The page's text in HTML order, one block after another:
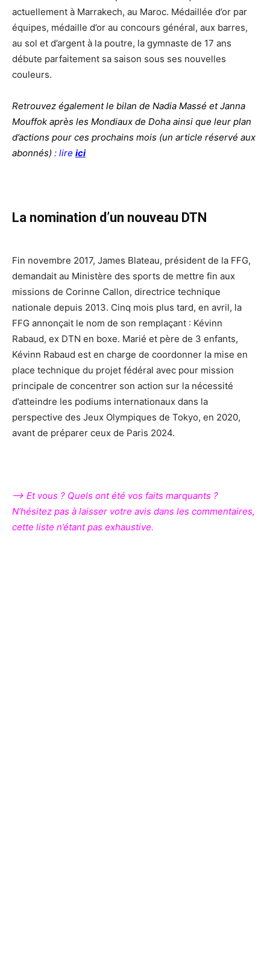
actuellement à Marrakech, au Maroc. Médaillée d’or par
équipes, médaille d’or au concours général, aux barres,
au sol et d’argent à la poutre, la gymnaste de 17 ans
débute parfaitement sa saison sous ses nouvelles
couleurs.
Retrouvez également le bilan de Nadia Massé et Janna
Mouffok après les Mondiaux de Doha ainsi que leur plan
d’actions pour ces prochains mois (un article réservé aux
abonnés) : lire ici
La nomination d’un nouveau DTN
Fin novembre 2017, James Blateau, président de la FFG,
demandait au Ministère des sports de mettre fin aux
missions de Corinne Callon, directrice technique
nationale depuis 2013. Cinq mois plus tard, en avril, la
FFG annonçait le nom de son remplaçant : Kévinn
Rabaud, ex DTN en boxe. Marié et père de 3 enfants,
Kévinn Rabaud est en charge de coordonner la mise en
place technique du projet fédéral avec pour mission
principale de concentrer son action sur la nécessité
d’atteindre les podiums internationaux dans la
perspective des Jeux Olympiques de Tokyo, en 2020,
avant de préparer ceux de Paris 2024.
—> Et vous ? Quels ont été vos faits marquants ?
N’hésitez pas à laisser votre avis dans les commentaires,
cette liste n’étant pas exhaustive.